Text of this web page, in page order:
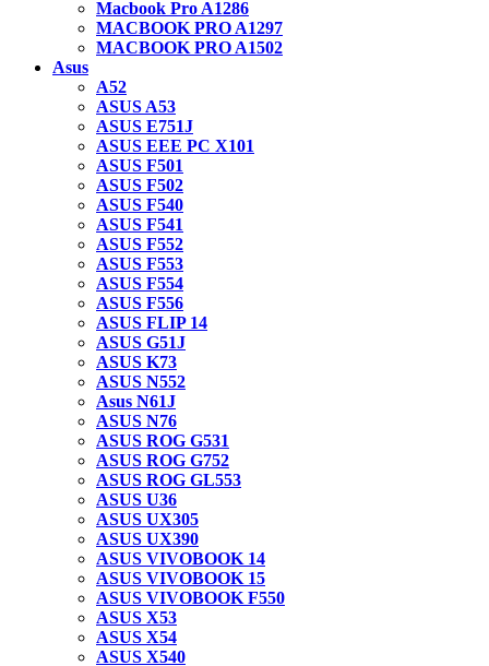
Macbook Pro A1286
MACBOOK PRO A1297
MACBOOK PRO A1502
Asus
A52
ASUS A53
ASUS E751J
ASUS EEE PC X101
ASUS F501
ASUS F502
ASUS F540
ASUS F541
ASUS F552
ASUS F553
ASUS F554
ASUS F556
ASUS FLIP 14
ASUS G51J
ASUS K73
ASUS N552
Asus N61J
ASUS N76
ASUS ROG G531
ASUS ROG G752
ASUS ROG GL553
ASUS U36
ASUS UX305
ASUS UX390
ASUS VIVOBOOK 14
ASUS VIVOBOOK 15
ASUS VIVOBOOK F550
ASUS X53
ASUS X54
ASUS X540